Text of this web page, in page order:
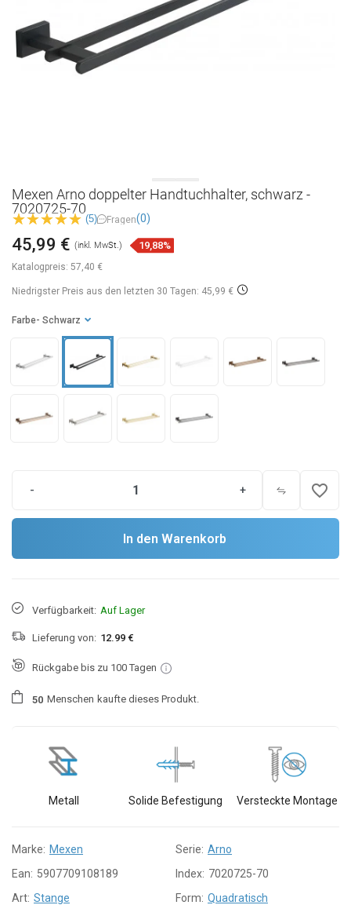
Mexen Arno doppelter Handtuchhalter, schwarz -
7020725-70
(5) Fragen(0)
Katalogpreis: 57,40 €
45,99 € (inkl. MwSt.) 19,88%
Niedrigster Preis aus den letzten 30 Tagen: 45,99 €
Farbe - Schwarz
- + favorite_border
In den Warenkorb
Verfügbarkeit: Auf Lager
Lieferung von: 12.99 €
Rückgabe bis zu 100 Tagen
50 Menschen kaufte dieses Produkt.
Metall Solide Befestigung Versteckte Montage
Marke: Mexen Serie: Arno
Ean: 5907709108189 Index: 7020725-70
Art: Stange Form: Quadratisch